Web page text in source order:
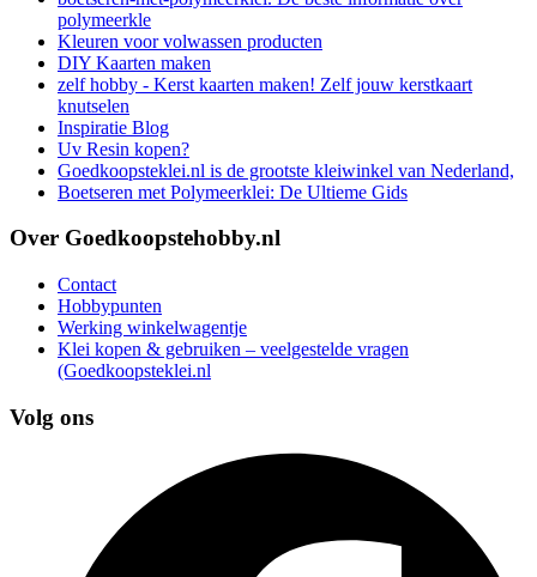
polymeerkle
Kleuren voor volwassen producten
DIY Kaarten maken
zelf hobby - Kerst kaarten maken! Zelf jouw kerstkaart
knutselen
Inspiratie Blog
Uv Resin kopen?
Goedkoopsteklei.nl is de grootste kleiwinkel van Nederland,
Boetseren met Polymeerklei: De Ultieme Gids
Over Goedkoopstehobby.nl
Contact
Hobbypunten
Werking winkelwagentje
Klei kopen & gebruiken – veelgestelde vragen
(Goedkoopsteklei.nl
Volg ons